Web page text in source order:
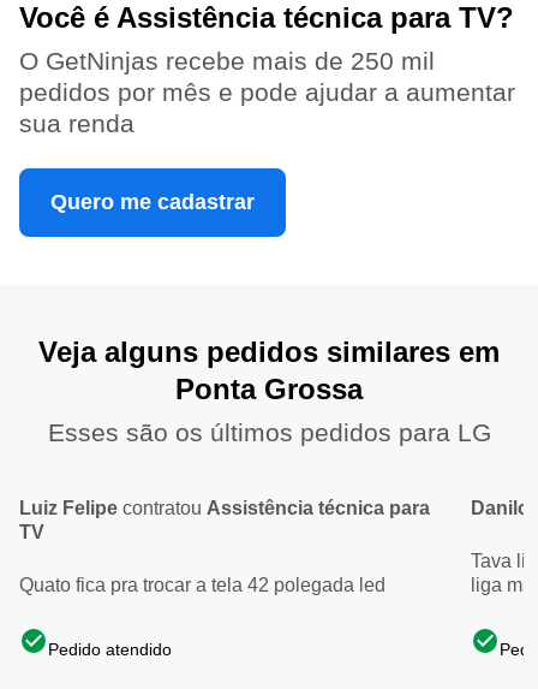
Você é Assistência técnica para TV?
O GetNinjas recebe mais de 250 mil
pedidos por mês e pode ajudar a aumentar
sua renda
Quero me cadastrar
Veja alguns pedidos similares em
Ponta Grossa
Esses são os últimos pedidos para LG
Luiz Felipe contratou Assistência técnica para
TV
Quato fica pra trocar a tela 42 polegada led
Pedido atendido
Danilo
Tava
liga